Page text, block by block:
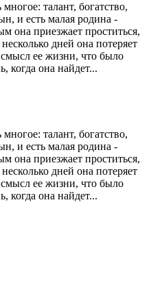
талант, богатство,
и есть малая родина -
она приезжает проститься,
дней она потеряет
ее жизни, что было
когда она найдет...
талант, богатство,
и есть малая родина -
она приезжает проститься,
дней она потеряет
ее жизни, что было
когда она найдет...